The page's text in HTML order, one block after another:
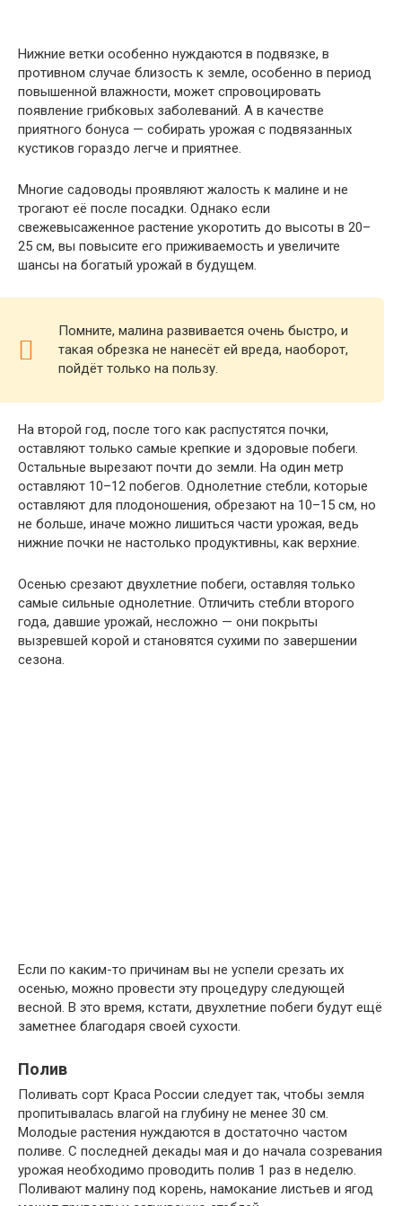
Нижние ветки особенно нуждаются в подвязке, в
противном случае близость к земле, особенно в период
повышенной влажности, может спровоцировать
появление грибковых заболеваний. А в качестве
приятного бонуса — собирать урожая с подвязанных
кустиков гораздо легче и приятнее.
Многие садоводы проявляют жалость к малине и не
трогают её после посадки. Однако если
свежевысаженное растение укоротить до высоты в 20–
25 см, вы повысите его приживаемость и увеличите
шансы на богатый урожай в будущем.
Помните, малина развивается очень быстро, и
такая обрезка не нанесёт ей вреда, наоборот,
пойдёт только на пользу.
На второй год, после того как распустятся почки,
оставляют только самые крепкие и здоровые побеги.
Остальные вырезают почти до земли. На один метр
оставляют 10–12 побегов. Однолетние стебли, которые
оставляют для плодоношения, обрезают на 10–15 см, но
не больше, иначе можно лишиться части урожая, ведь
нижние почки не настолько продуктивны, как верхние.
Осенью срезают двухлетние побеги, оставляя только
самые сильные однолетние. Отличить стебли второго
года, давшие урожай, несложно — они покрыты
вызревшей корой и становятся сухими по завершении
сезона.
Если по каким-то причинам вы не успели срезать их
осенью, можно провести эту процедуру следующей
весной. В это время, кстати, двухлетние побеги будут ещё
заметнее благодаря своей сухости.
Полив
Поливать сорт Краса России следует так, чтобы земля
пропитывалась влагой на глубину не менее 30 см.
Молодые растения нуждаются в достаточно частом
поливе. С последней декады мая и до начала созревания
урожая необходимо проводить полив 1 раз в неделю.
Поливают малину под корень, намокание листьев и ягод